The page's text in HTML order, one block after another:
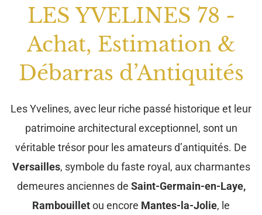
LES YVELINES 78 -
Achat, Estimation &
Débarras d’Antiquités
Les Yvelines, avec leur riche passé historique et leur
patrimoine architectural exceptionnel, sont un
véritable trésor pour les amateurs d’antiquités. De
Versailles, symbole du faste royal, aux charmantes
demeures anciennes de Saint-Germain-en-Laye,
Rambouilletou encore Mantes-la-Jolie, le